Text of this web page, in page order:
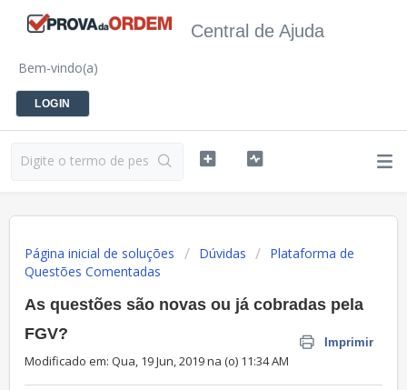
Central de Ajuda
Bem-vindo(a)
LOGIN
Página inicial de soluções Dúvidas
Plataforma de
Questões Comentadas
As questões são novas ou já cobradas pela
FGV?
Imprimir
Modificado em: Qua, 19 Jun, 2019 na (o) 11:34 AM